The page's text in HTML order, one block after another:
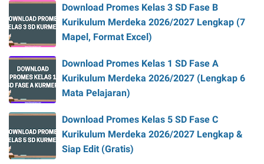
Download Promes Kelas 3 SD Fase B
Kurikulum Merdeka 2026/2027 Lengkap (7
Mapel, Format Excel)
Download Promes Kelas 1 SD Fase A
Kurikulum Merdeka 2026/2027 (Lengkap 6
Mata Pelajaran)
Download Promes Kelas 5 SD Fase C
Kurikulum Merdeka 2026/2027 Lengkap &
Siap Edit (Gratis)